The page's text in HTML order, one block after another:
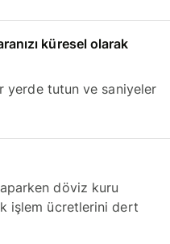
küresel olarak
yerde tutun ve saniyeler
döviz kuru
işlem ücretlerini dert